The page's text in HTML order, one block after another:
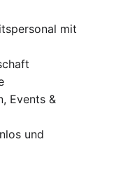
mit
Events &
und